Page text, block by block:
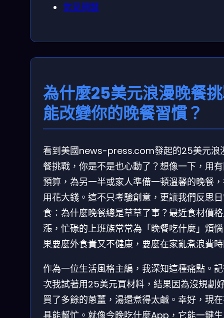
常見問題
為什麼25美元浪漫晚餐
能改變你的晚餐習慣？
看到美國news-press.com發起的25美元浪
餐挑戰，你是不是也心動了？想像一下，用
預算，為另一半或家人準備一頓溫馨的晚餐
用花大錢。這不只考驗創意，更讓我們反思
食：為什麼晚餐總是草草了事？最近食材價
漲，忙碌的上班族常常為「晚餐吃什麼」煩
果要麼外食貴又不健康，要麼在家亂煮浪費
作為一位生活風格主編，我深知這種痛點。
次我試著用25美元買材料，結果因為沒規劃
買了多餘的蔥薑，湯還煮得太鹹。幸好，現
具能幫忙。就像今晚吃什麼App，它能一鍵